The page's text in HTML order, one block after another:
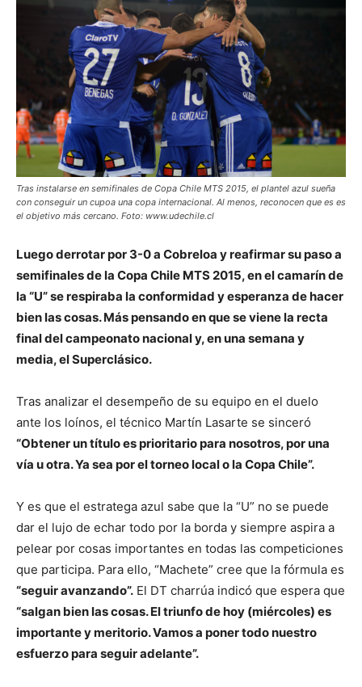
Tras instalarse en semifinales de Copa Chile MTS 2015, el plantel azul sueña
con conseguir un cupoa una copa internacional. Al menos, reconocen que es es
el objetivo más cercano. Foto: www.udechile.cl
Luego derrotar por 3-0 a Cobreloa y reafirmar su paso a
semifinales de la Copa Chile MTS 2015, en el camarín de
la “U” se respiraba la conformidad y esperanza de hacer
bien las cosas. Más pensando en que se viene la recta
final del campeonato nacional y, en una semana y
media, el Superclásico.
Tras analizar el desempeño de su equipo en el duelo
ante los loínos, el técnico Martín Lasarte se sinceró
“Obtener un título es prioritario para nosotros, por una
vía u otra. Ya sea por el torneo local o la Copa Chile”.
Y es que el estratega azul sabe que la “U” no se puede
dar el lujo de echar todo por la borda y siempre aspira a
pelear por cosas importantes en todas las competiciones
que participa. Para ello, “Machete” cree que la fórmula es
“seguir avanzando”. El DT charrúa indicó que espera que
“salgan bien las cosas. El triunfo de hoy (miércoles) es
importante y meritorio. Vamos a poner todo nuestro
esfuerzo para seguir adelante”.